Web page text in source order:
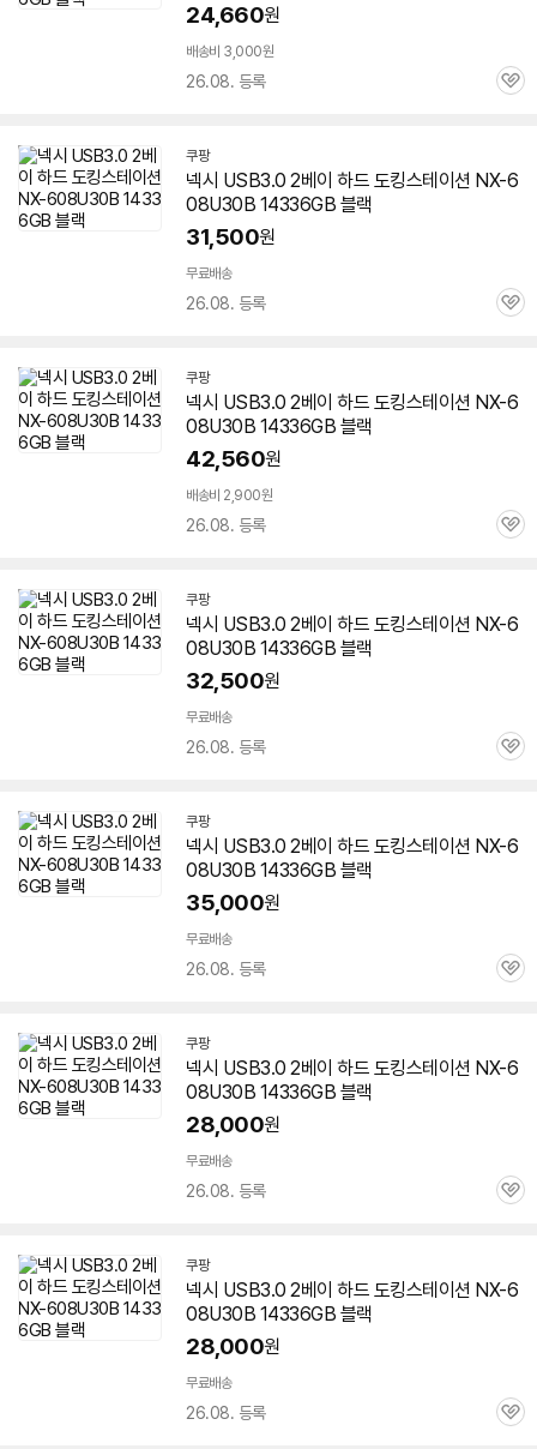
24,660원
배송비 3,000원
26.08. 등록
관
쿠팡
넥시 USB3.0 2베이 하드 도킹스테이션 NX-6
08U30B 14336GB 블랙
31,500원
무료배송
26.08. 등록
관
쿠팡
넥시 USB3.0 2베이 하드 도킹스테이션 NX-6
08U30B 14336GB 블랙
42,560원
배송비 2,900원
26.08. 등록
관
쿠팡
넥시 USB3.0 2베이 하드 도킹스테이션 NX-6
08U30B 14336GB 블랙
32,500원
무료배송
26.08. 등록
관
쿠팡
넥시 USB3.0 2베이 하드 도킹스테이션 NX-6
08U30B 14336GB 블랙
35,000원
무료배송
26.08. 등록
관
쿠팡
넥시 USB3.0 2베이 하드 도킹스테이션 NX-6
08U30B 14336GB 블랙
28,000원
무료배송
26.08. 등록
관
쿠팡
넥시 USB3.0 2베이 하드 도킹스테이션 NX-6
08U30B 14336GB 블랙
28,000원
무료배송
26.08. 등록
관